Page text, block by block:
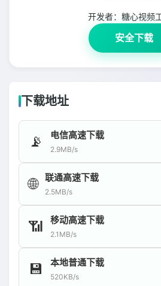
开发者： 糖心视频
安全下载
下载地址
📡 电信高速下载
2.9MB/s
🌐 联通高速下载
2.5MB/s
📶 移动高速下载
2.1MB/s
💾 本地普通下载
520KB/s